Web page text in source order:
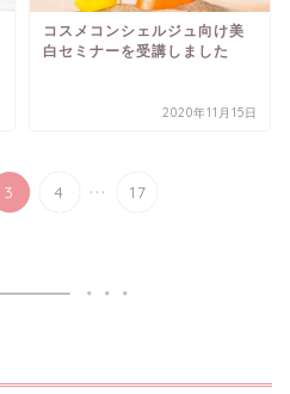
コスメコンシェルジュ向け美
白セミナーを受講しました
2020年11月15日
3 4 ... 17